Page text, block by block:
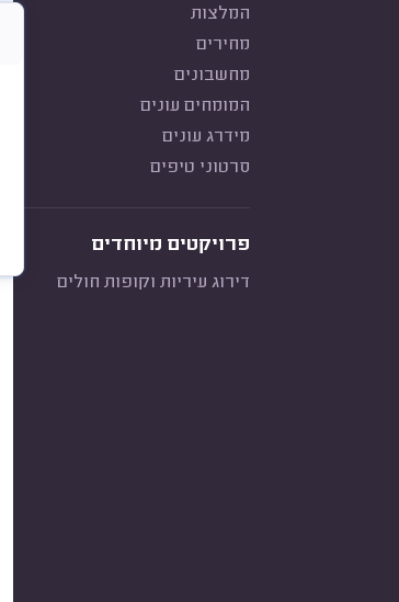
המלצות
מחירים
מחשבונים
המומחים עונים
מידרג עונים
סרטוני טיפים
פרויקטים מיוחדים
דירוג עיריות וקופות חולים